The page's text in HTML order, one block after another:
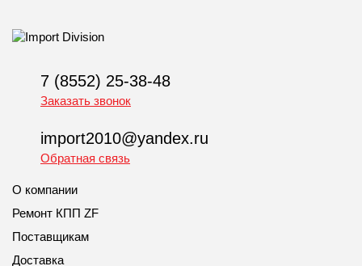
7 (8552) 25-38-48
Заказать звонок
import2010@yandex.ru
Обратная связь
О компании
Ремонт КПП ZF
Поставщикам
Доставка